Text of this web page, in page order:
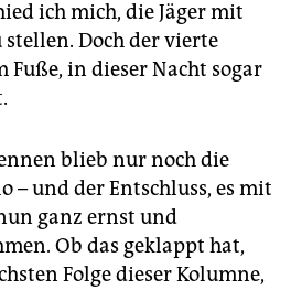
ich mich, die Jäger mit
Doch der vierte
Fuße, in dieser Nacht sogar
blieb nur noch die
– und der Entschluss, es mit
ganz ernst und
Ob das geklappt hat,
Folge dieser Kolumne,